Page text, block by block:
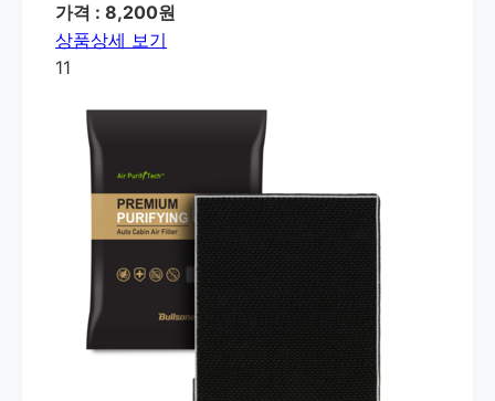
가격 : 8,200원
상품상세 보기
11